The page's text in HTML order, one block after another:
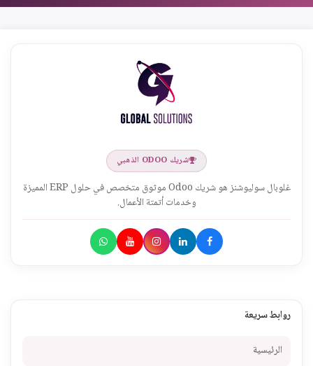
شريك ODOO الذهبي
غلوبال سوليوشنز هو شريك Odoo موثوق متخصص في حلول ERP المميزة
وخدمات أتمتة الأعمال.
روابط سريعة
الرئيسية